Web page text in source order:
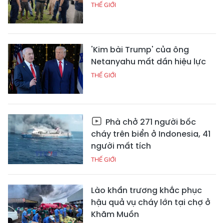
THẾ GIỚI
'Kim bài Trump' của ông
Netanyahu mất dần hiệu lực
THẾ GIỚI
Phà chở 271 người bốc
cháy trên biển ở Indonesia, 41
người mất tích
THẾ GIỚI
Lào khẩn trương khắc phục
hậu quả vụ cháy lớn tại chợ ở
Khăm Muồn